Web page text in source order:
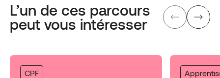
L’un de ces parcours
peut vous intéresser
CPF